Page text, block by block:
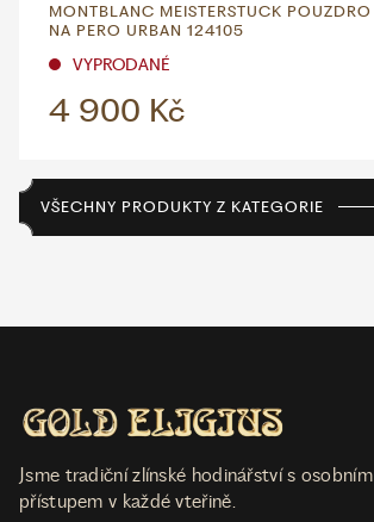
MONTBLANC MEISTERSTUCK POUZDRO
NA PERO URBAN 124105
VYPRODANÉ
4 900 Kč
VŠECHNY PRODUKTY Z KATEGORIE
Jsme tradiční zlínské hodinářství s osobním
přístupem v každé vteřině.